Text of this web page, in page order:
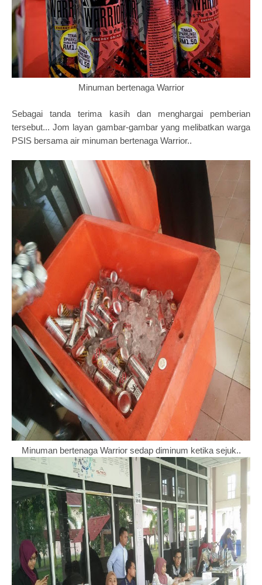
Minuman bertenaga Warrior
Sebagai tanda terima kasih dan menghargai pemberian
tersebut... Jom layan gambar-gambar yang melibatkan warga
PSIS bersama air minuman bertenaga Warrior..
Minuman bertenaga Warrior sedap diminum ketika sejuk..